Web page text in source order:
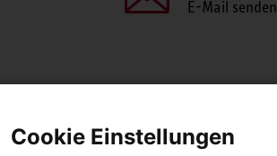
E-Mail senden
FacebookLinkedIn
Cookie Einstellungen